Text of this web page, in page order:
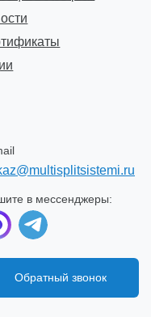
в мессенджеры:
Обратный звонок